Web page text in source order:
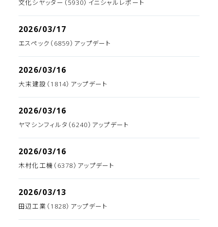
文化シヤッター（5930）イニシャルレポート
2026/03/17
エスペック（6859）アップデート
2026/03/16
大末建設（1814）アップデート
2026/03/16
ヤマシンフィルタ（6240）アップデート
2026/03/16
木村化工機（6378）アップデート
2026/03/13
田辺工業（1828）アップデート